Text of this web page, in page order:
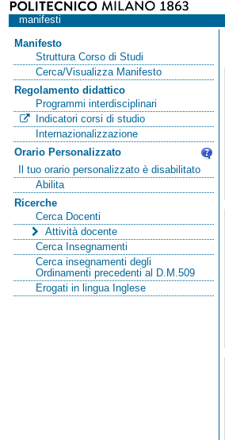
manifesti
Manifesto
Struttura Corso di Studi
Cerca/Visualizza Manifesto
Regolamento didattico
Programmi interdisciplinari
Indicatori corsi di studio
Internazionalizzazione
Orario Personalizzato
Il tuo orario personalizzato è disabilitato
Abilita
Ricerche
Cerca Docenti
Attività docente
Cerca Insegnamenti
Cerca insegnamenti degli
Ordinamenti precedenti al D.M.509
Erogati in lingua Inglese